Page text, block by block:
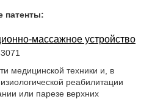
патенты:
массажное устройство
медицинской техники и, в
реабилитации
или парезе верхних